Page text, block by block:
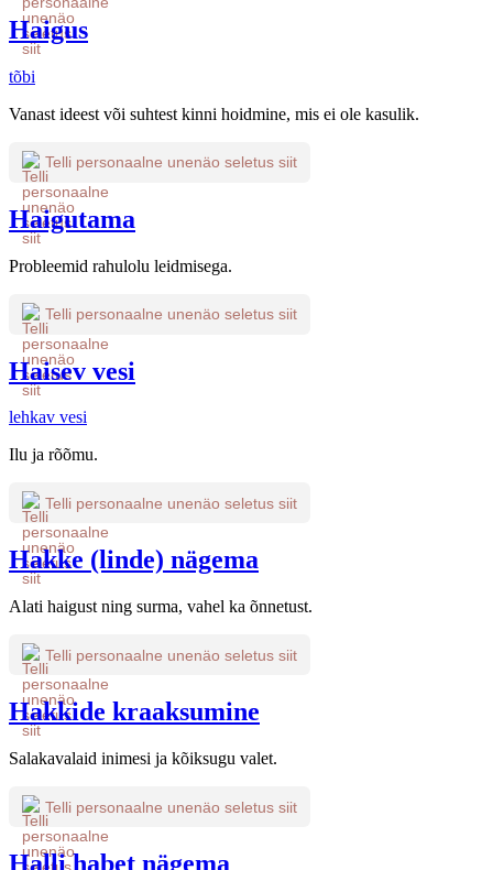
Haigus
tõbi
Vanast ideest või suhtest kinni hoidmine, mis ei ole kasulik.
Telli personaalne unenäo seletus siit
Haigutama
Probleemid rahulolu leidmisega.
Telli personaalne unenäo seletus siit
Haisev vesi
lehkav vesi
Ilu ja rõõmu.
Telli personaalne unenäo seletus siit
Hakke (linde) nägema
Alati haigust ning surma, vahel ka õnnetust.
Telli personaalne unenäo seletus siit
Hakkide kraaksumine
Salakavalaid inimesi ja kõiksugu valet.
Telli personaalne unenäo seletus siit
Halli habet nägema